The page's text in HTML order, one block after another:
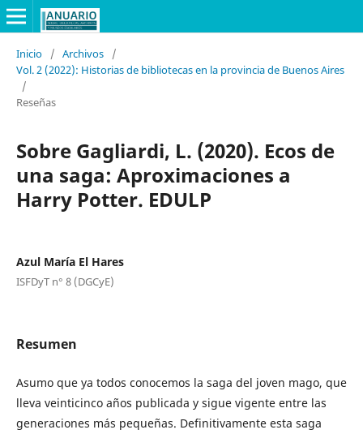
Inicio / Archivos
/
Vol. 2 (2022): Historias de bibliotecas en la provincia de Buenos Aires
/
Reseñas
Sobre Gagliardi, L. (2020). Ecos de
una saga: Aproximaciones a
Harry Potter. EDULP
Azul María El Hares
ISFDyT n° 8 (DGCyE)
Resumen
Asumo que ya todos conocemos la saga del joven mago, que
lleva veinticinco años publicada y sigue vigente entre las
generaciones más pequeñas. Definitivamente esta saga